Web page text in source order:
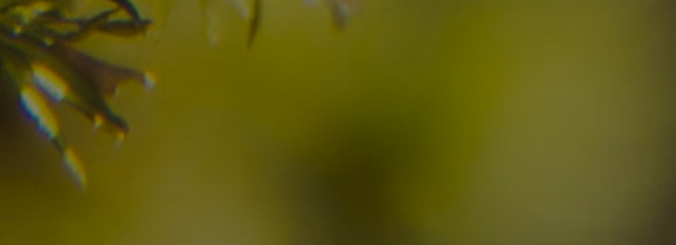
Avete già trovato la
destinazione dei vostri sogni?